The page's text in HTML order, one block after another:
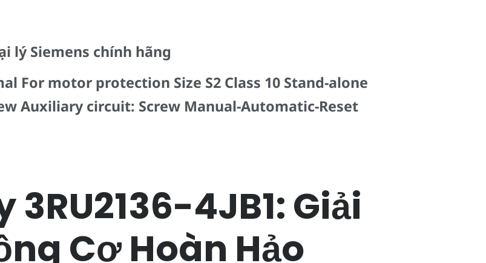
lý Siemens chính hãng
For motor protection Size S2 Class 10 Stand-alone
Auxiliary circuit: Screw Manual-Automatic-Reset
4JB1: Giải
Cơ Hoàn Hảo